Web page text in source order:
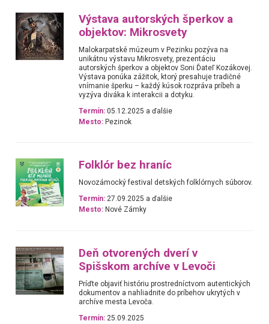
Výstava autorských šperkov a
objektov: Mikrosvety
Malokarpatské múzeum v Pezinku pozýva na
unikátnu výstavu Mikrosvety, prezentáciu
autorských šperkov a objektov Soni Ďateľ Kozákovej.
Výstava ponúka zážitok, ktorý presahuje tradičné
vnímanie šperku – každý kúsok rozpráva príbeh a
vyzýva diváka k interakcii a dotyku.
Termín: 05.12.2025 a ďalšie
Mesto: Pezinok
Folklór bez hraníc
Novozámocký festival detských folklórnych súborov.
Termín: 27.09.2025 a ďalšie
Mesto: Nové Zámky
Deň otvorených dverí v
Spišskom archíve v Levoči
Príďte objaviť históriu prostredníctvom autentických
dokumentov a nahliadnite do príbehov ukrytých v
archíve mesta Levoča.
Termín: 25.09.2025